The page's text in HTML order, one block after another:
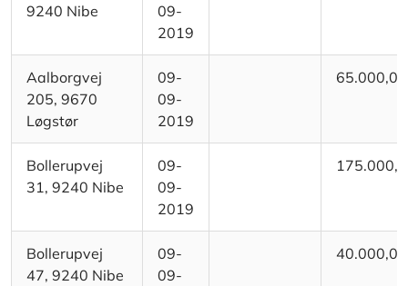
9240 Nibe
09-
2019
Aalborgvej
205, 9670
Løgstør
09-
09-
2019
65.000,00
Bollerupvej
31, 9240 Nibe
09-
09-
2019
Bollerupvej
47, 9240 Nibe
09-
09-
40.000,00